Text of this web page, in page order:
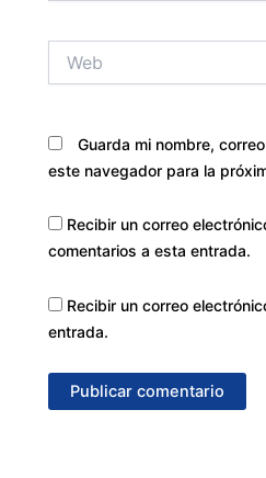
Guarda mi nombre,
este navegador para la
Recibir un correo
comentarios a esta entrada.
Recibir un correo
entrada.